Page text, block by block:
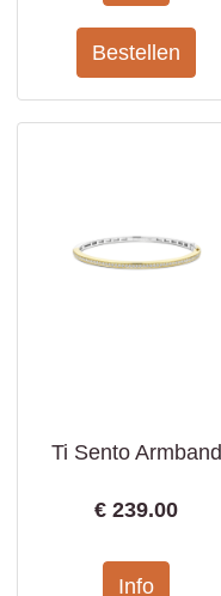
Ti Sento Armband
€239.00